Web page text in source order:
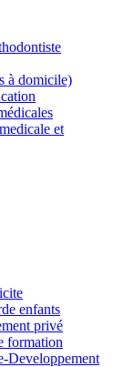
à domicile)
et
enfants
privé
formation
Developpement